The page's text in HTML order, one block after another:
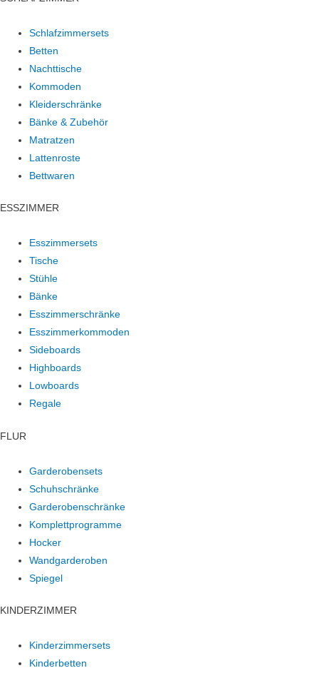
Schlafzimmersets
Betten
Nachttische
Kommoden
Kleiderschränke
Bänke & Zubehör
Matratzen
Lattenroste
Bettwaren
ESSZIMMER
Esszimmersets
Tische
Stühle
Bänke
Esszimmerschränke
Esszimmerkommoden
Sideboards
Highboards
Lowboards
Regale
FLUR
Garderobensets
Schuhschränke
Garderobenschränke
Komplettprogramme
Hocker
Wandgarderoben
Spiegel
KINDERZIMMER
Kinderzimmersets
Kinderbetten